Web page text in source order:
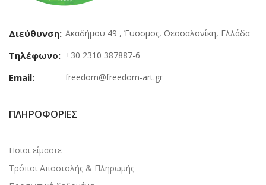
Διεύθυνση: Ακαδήμου 49 , Έυοσμος, Θεσσαλονίκη, Ελλάδα
Τηλέφωνο: +30 2310 387887-6
Email: freedom@freedom-art.gr
ΠΛΗΡΟΦΟΡΊΕΣ
Ποιοι είμαστε
Τρόποι Αποστολής & Πληρωμής